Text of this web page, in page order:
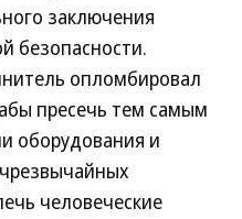
заключения
безопасности.
опломбировал
пресечь тем самым
оборудования и
человеческие